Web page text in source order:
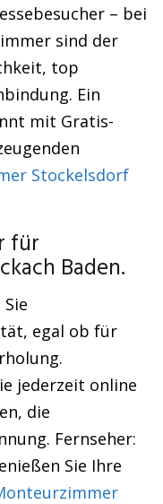
– bei
sind der
top
Ein
mit Gratis-
Stockelsdorf
für
Baden.
egal ob für
jederzeit online
die
Fernseher:
Sie Ihre